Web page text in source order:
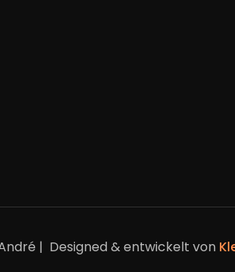
| Designed & entwickelt von